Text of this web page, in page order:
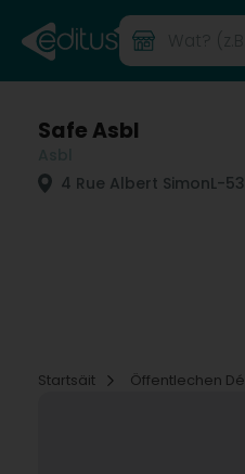
Safe Asbl
4 Rue Albert SimonL-
Startsäit
Öffentlechen